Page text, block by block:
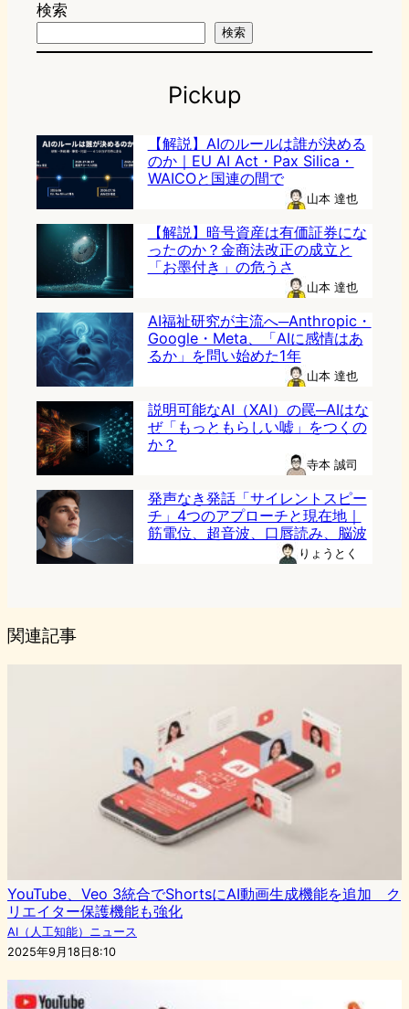
検索
検索
Pickup
【解説】AIのルールは誰が決める
のか｜EU AI Act・Pax Silica・
WAICOと国連の間で
山本 達也
【解説】暗号資産は有価証券にな
ったのか？金商法改正の成立と
「お墨付き」の危うさ
山本 達也
AI福祉研究が主流へ─Anthropic・
Google・Meta、「AIに感情はあ
るか」を問い始めた1年
山本 達也
説明可能なAI（XAI）の罠─AIはな
ぜ「もっともらしい嘘」をつくの
か？
寺本 誠司
発声なき発話「サイレントスピー
チ」4つのアプローチと現在地｜
筋電位、超音波、口唇読み、脳波
りょうとく
関連記事
YouTube、Veo 3統合でShortsにAI動画生成機能を追加 ク
リエイター保護機能も強化
AI（人工知能）ニュース
2025年9月18日8:10